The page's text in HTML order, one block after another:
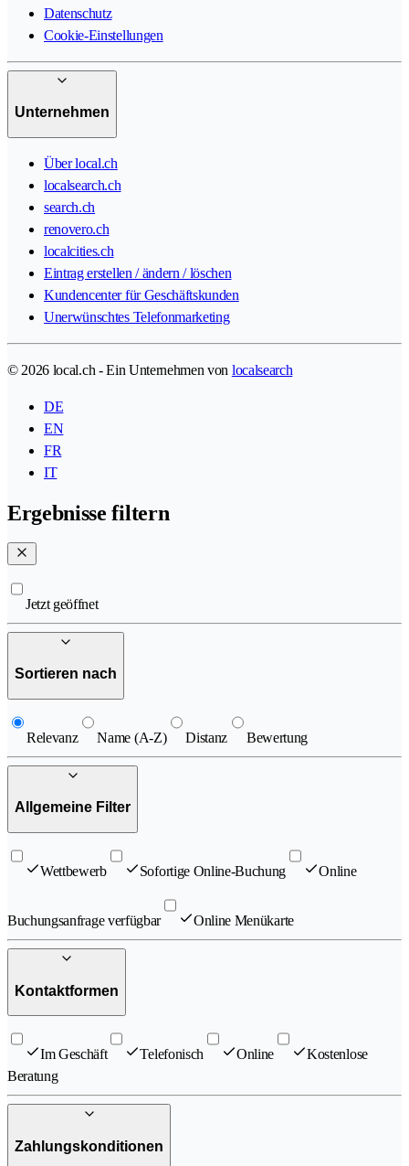
Datenschutz
Cookie-Einstellungen
Unternehmen
Über local.ch
localsearch.ch
search.ch
renovero.ch
localcities.ch
Eintrag erstellen / ändern / löschen
Kundencenter für Geschäftskunden
Unerwünschtes Telefonmarketing
© 2026 local.ch - Ein Unternehmen von localsearch
DE
EN
FR
IT
Ergebnisse filtern
Jetzt geöffnet
Sortieren nach
Relevanz Name (A-Z) Distanz Bewertung
Allgemeine Filter
Wettbewerb Sofortige Online-Buchung Online
Buchungsanfrage verfügbar Online Menükarte
Kontaktformen
Im Geschäft Telefonisch Online
Kostenlose
Beratung
Zahlungskonditionen